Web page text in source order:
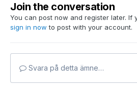
Join the conversation
You can post now and register later. If
sign in now to post with your account.
Svara på detta ämne…